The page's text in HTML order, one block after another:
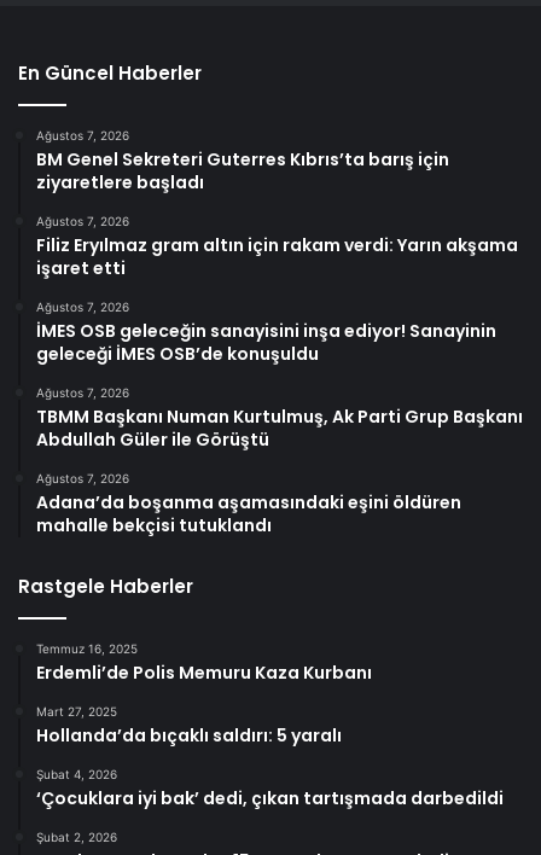
En Güncel Haberler
Ağustos 7, 2026
BM Genel Sekreteri Guterres Kıbrıs’ta barış için
ziyaretlere başladı
Ağustos 7, 2026
Filiz Eryılmaz gram altın için rakam verdi: Yarın akşama
işaret etti
Ağustos 7, 2026
İMES OSB geleceğin sanayisini inşa ediyor! Sanayinin
geleceği İMES OSB’de konuşuldu
Ağustos 7, 2026
TBMM Başkanı Numan Kurtulmuş, Ak Parti Grup Başkanı
Abdullah Güler ile Görüştü
Ağustos 7, 2026
Adana’da boşanma aşamasındaki eşini öldüren
mahalle bekçisi tutuklandı
Rastgele Haberler
Temmuz 16, 2025
Erdemli’de Polis Memuru Kaza Kurbanı
Mart 27, 2025
Hollanda’da bıçaklı saldırı: 5 yaralı
Şubat 4, 2026
‘Çocuklara iyi bak’ dedi, çıkan tartışmada darbedildi
Şubat 2, 2026